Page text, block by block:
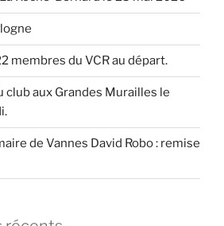
membres du VCR au départ.
club aux Grandes Murailles le
de Vannes David Robo : remise